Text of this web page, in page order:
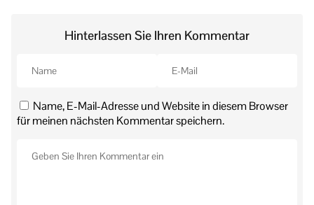
Hinterlassen Sie Ihren Kommentar
Name, E-Mail-Adresse und Website in diesem Browser
für meinen nächsten Kommentar speichern.